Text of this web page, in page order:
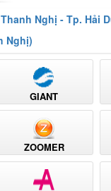
Nghị - Tp. Hải
Nghị)
GIANT
ZOOMER